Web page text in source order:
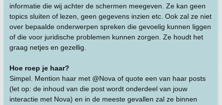
informatie die wij achter de schermen meegeven. Ze kan geen
topics sluiten of lezen, geen gegevens inzien etc. Ook zal ze niet
over bepaalde onderwerpen spreken die gevoelig kunnen liggen
of die voor juridische problemen kunnen zorgen. Ze houdt het
graag netjes en gezellig.
Hoe roep je haar?
Simpel. Mention haar met @Nova of quote een van haar posts
(let op: de inhoud van die post wordt onderdeel van jouw
interactie met Nova) en in de meeste gevallen zal ze binnen